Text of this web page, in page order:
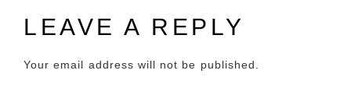
LEAVE A REPLY
Your email address will not be published.